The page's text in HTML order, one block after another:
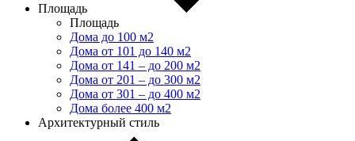
Площадь
Площадь
Дома до 100 м2
Дома от 101 до 140 м2
Дома от 141 – до 200 м2
Дома от 201 – до 300 м2
Дома от 301 – до 400 м2
Дома более 400 м2
Архитектурный стиль